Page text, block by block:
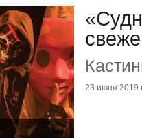
23 июня 2019